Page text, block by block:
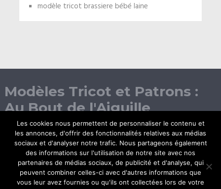
modèle tricot brassiere bébé laine
Modèles Tricot et Patrons :
Au Bout de l'Aiguille
Les cookies nous permettent de personnaliser le contenu et
les annonces, d'offrir des fonctionnalités relatives aux médias
sociaux et d'analyser notre trafic. Nous partageons également
des informations sur l'utilisation de notre site avec nos
partenaires de médias sociaux, de publicité et d'analyse, qui
peuvent combiner celles-ci avec d'autres informations que
vous leur avez fournies ou qu'ils ont collectées lors de votre